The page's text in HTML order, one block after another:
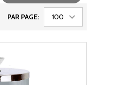
PAR PAGE: